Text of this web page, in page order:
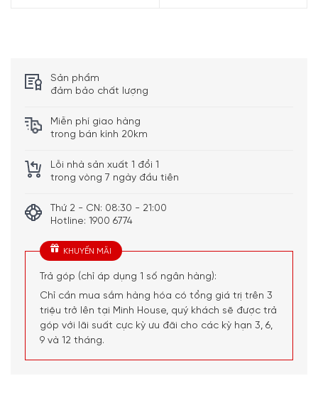
Trang bị các chương trình giặt nhanh –
speedPack XL
speedPack XL bao gồm 4 chương trình giặt tiết kiệm thời
gian. Với PowerSpeed ​​59′, bạn có thể hoàn thành quá
varioSpeed ​​giúp giảm đến 65% thời gian giặt. Bạn cũng
có 2 chương trình giặt nhanh 15 và 30 phút, sử dụng khi
Sản phẩm
đảm bảo chất lượng
Miễn phí giao hàng
trong bán kính 20km
Lỗi nhà sản xuất 1 đổi 1
trong vòng 7 ngày đầu tiên
Thứ 2 - CN: 08:30 - 21:00
Hotline: 1900 6774
KHUYẾN MÃI
Trả góp (chỉ áp dụng 1 số ngân hàng):
Chỉ cần mua sắm hàng hóa có tổng giá trị trên 3
triệu trở lên tại Minh House, quý khách sẽ được trả
góp với lãi suất cực kỳ ưu đãi cho các kỳ hạn 3, 6,
9 và 12 tháng.